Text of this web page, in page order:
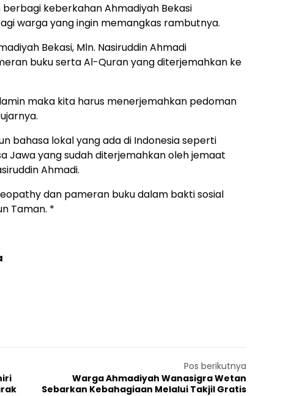
keberkahan Ahmadiyah Bekasi
warga yang ingin memangkas rambutnya.
Bekasi, Mln. Nasiruddin Ahmadi
buku serta Al-Quran yang diterjemahkan ke
maka kita harus menerjemahkan pedoman
bahasa lokal yang ada di Indonesia seperti
Jawa yang sudah diterjemahkan oleh jemaat
Ahmadi.
dan pameran buku dalam bakti sosial
Taman. *
Pos berikutnya
Warga Ahmadiyah Wanasigra Wetan
Sebarkan Kebahagiaan Melalui Takjil Gratis